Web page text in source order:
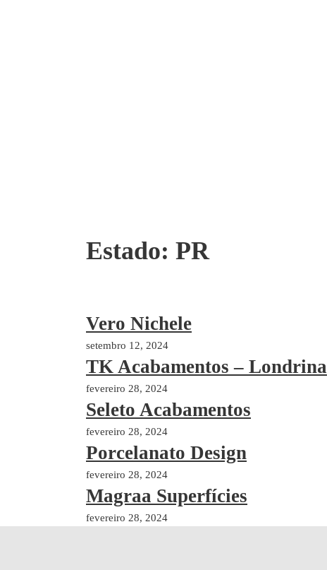
Estado: PR
Vero Nichele
setembro 12, 2024
TK Acabamentos – Londrina
fevereiro 28, 2024
Seleto Acabamentos
fevereiro 28, 2024
Porcelanato Design
fevereiro 28, 2024
Magraa Superfícies
fevereiro 28, 2024